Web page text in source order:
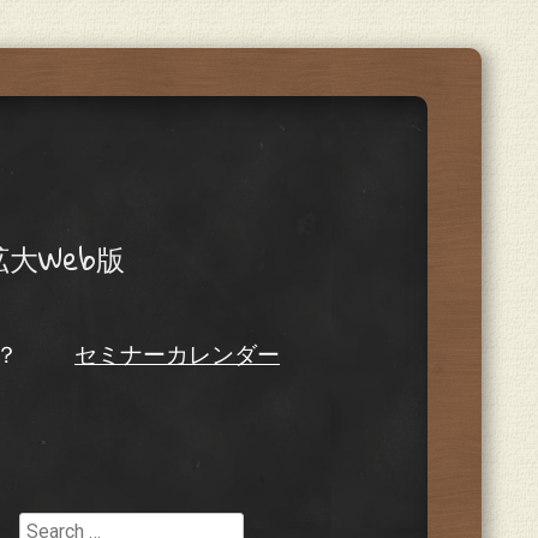
Web版
セミナーカレンダー
Search